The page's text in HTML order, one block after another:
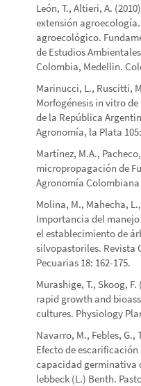
León, T., Altieri, A.
extensión
agroecológico.
de Estudios
Colombia, Medellin.
Marinucci, L., Ruscitti,
Morfogénesis in vitro
de la República
Agronomía, la Plata
Martínez, M.A.,
micropropagación de
Agronomía Colombiana
Molina, M., Mahecha,
Importancia del
el establecimiento de
silvopastoriles. Revista
Pecuarias 18: 162-175.
Murashige, T., Skoog,
rapid growth and
cultures. Physiology
Navarro, M., Febles, G.,
Efecto de escarificación
capacidad germinativa
lebbeck (L.) Benth.